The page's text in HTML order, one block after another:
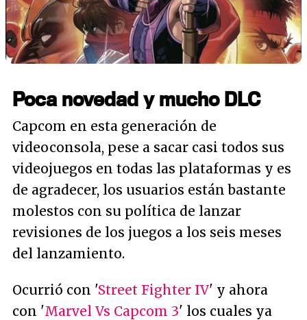
Poca novedad y mucho DLC
Capcom en esta generación de
videoconsola, pese a sacar casi todos sus
videojuegos en todas las plataformas y es
de agradecer, los usuarios están bastante
molestos con su política de lanzar
revisiones de los juegos a los seis meses
del lanzamiento.
Ocurrió con 'Street Fighter IV' y ahora
con 'Marvel Vs Capcom 3' los cuales ya